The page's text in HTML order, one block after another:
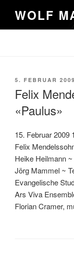
Inhalt
springen
WOLF
VERÖFFENTLICHT
5. FEBRUAR 2009
Felix
«Paulus»
15. Februar 2009
Felix
Heike Heilmann
Jörg Mammel ~
Evangelische
Ars Viva
Florian Cramer,